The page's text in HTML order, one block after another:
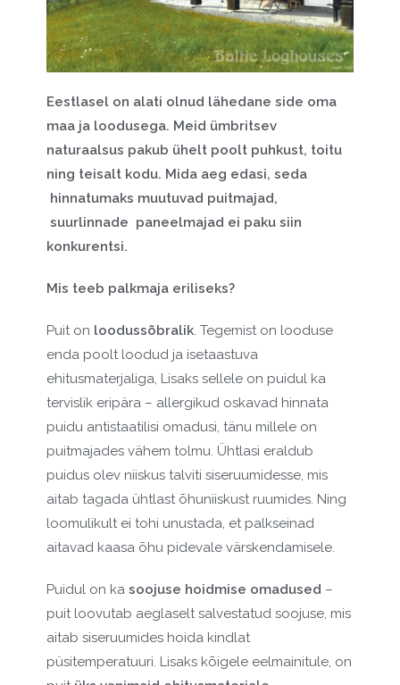
Eestlasel on alati olnud lähedane side oma
maa ja loodusega. Meid ümbritsev
naturaalsus pakub ühelt poolt puhkust, toitu
ning teisalt kodu. Mida aeg edasi, seda
hinnatumaks muutuvad puitmajad,
suurlinnade paneelmajad ei paku siin
konkurentsi.
Mis teeb palkmaja eriliseks?
Puit on loodussõbralik. Tegemist on looduse
enda poolt loodud ja isetaastuva
ehitusmaterjaliga, Lisaks sellele on puidul ka
tervislik eripära – allergikud oskavad hinnata
puidu antistaatilisi omadusi, tänu millele on
puitmajades vähem tolmu. Ühtlasi eraldub
puidus olev niiskus talviti siseruumidesse, mis
aitab tagada ühtlast õhuniiskust ruumides. Ning
loomulikult ei tohi unustada, et palkseinad
aitavad kaasa õhu pidevale värskendamisele.
Puidul on kasoojuse hoidmise omadused –
puit loovutab aeglaselt salvestatud soojuse, mis
aitab siseruumides hoida kindlat
püsitemperatuuri. Lisaks kõigele eelmainitule, on